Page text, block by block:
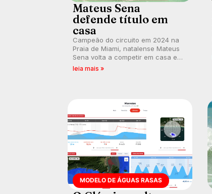
Mateus Sena
defende título em
casa
Campeão do circuito em 2024 na
Praia de Miami, natalense Mateus
Sena volta a competir em casa em
busca de manter a hegemonia
leia mais »
MODELO DE ÁGUAS RASAS